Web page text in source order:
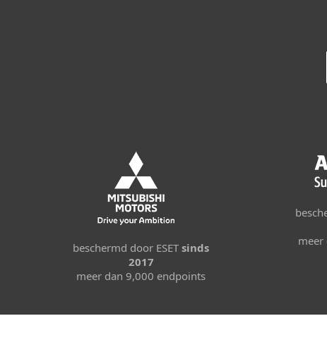
beschermd door ESET sinds
2017
meer dan 9,000 endpoints
meer